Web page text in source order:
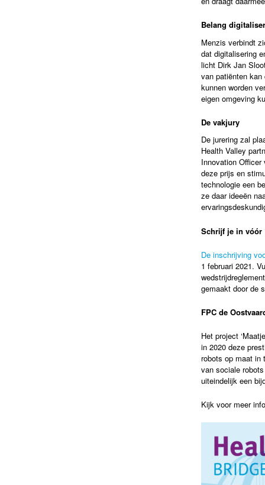
Belang
Menzis verbindt
dat digitalisering
licht Dirk Jan
van patiënten kan
kunnen worden
eigen omgeving
De vakjury
De jurering zal
Health Valley
Innovation
deze prijs en
technologie een
ze daar ideeën
Schrijf je in vóór
De inschrijving
1 februari 2021.
gemaakt door de
FPC de
Het project
in 2020 deze
robots op maat in
van sociale
uiteindelijk een
Kijk voor meer